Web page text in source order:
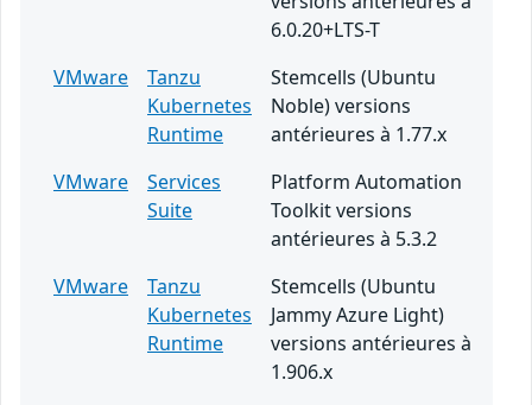
6.0.20+LTS-T
VMware
Tanzu
Kubernetes
Runtime
Stemcells (Ubuntu
Noble) versions
antérieures à 1.77.x
VMware
Services
Suite
Platform Automation
Toolkit versions
antérieures à 5.3.2
VMware
Tanzu
Kubernetes
Runtime
Stemcells (Ubuntu
Jammy Azure Light)
versions antérieures à
1.906.x